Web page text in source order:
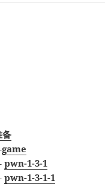
备
game
pwn-1-3-1
pwn-1-3-1-1